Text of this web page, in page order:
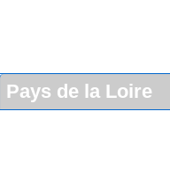
Pays de la Loire